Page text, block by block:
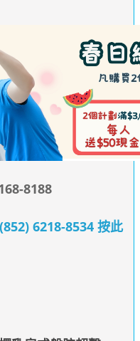
8188
(852) 6218-8534 按此